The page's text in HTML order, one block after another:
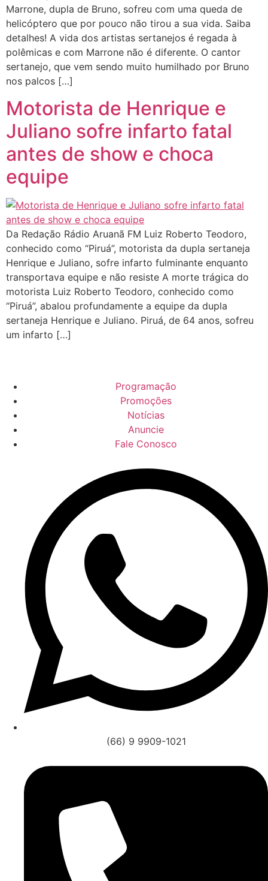
Marrone, dupla de Bruno, sofreu com uma queda de
helicóptero que por pouco não tirou a sua vida. Saiba
detalhes! A vida dos artistas sertanejos é regada à
polêmicas e com Marrone não é diferente. O cantor
sertanejo, que vem sendo muito humilhado por Bruno
nos palcos […]
Motorista de Henrique e
Juliano sofre infarto fatal
antes de show e choca
equipe
Da Redação Rádio Aruanã FM Luiz Roberto Teodoro,
conhecido como “Piruá”, motorista da dupla sertaneja
Henrique e Juliano, sofre infarto fulminante enquanto
transportava equipe e não resiste A morte trágica do
motorista Luiz Roberto Teodoro, conhecido como
“Piruá”, abalou profundamente a equipe da dupla
sertaneja Henrique e Juliano. Piruá, de 64 anos, sofreu
um infarto […]
Programação
Promoções
Notícias
Anuncie
Fale Conosco
(66) 9 9909-1021